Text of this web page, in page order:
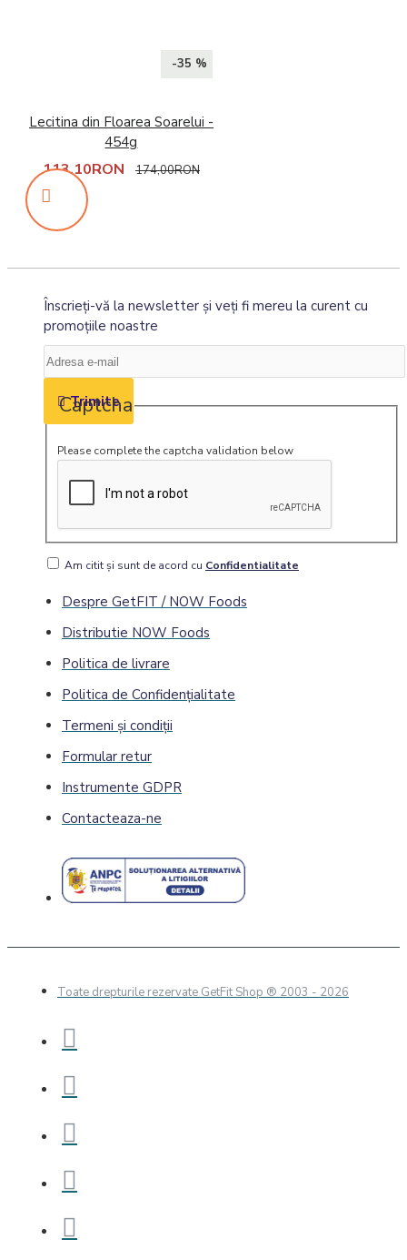
-35 %
Lecitina din Floarea Soarelui -
454g
113,10RON 174,00RON
Înscrieţi-vă la newsletter şi veţi fi mereu la curent cu
promoţiile noastre
Trimite
Captcha
Please complete the captcha validation below
Am citit şi sunt de acord cu Confidentialitate
Despre GetFIT / NOW Foods
Distributie NOW Foods
Politica de livrare
Politica de Confidenţialitate
Termeni și condiții
Formular retur
Instrumente GDPR
Contacteaza-ne
Toate drepturile rezervate GetFit Shop ® 2003 - 2026